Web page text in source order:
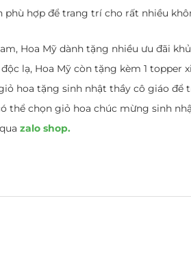
phù hợp để trang trí cho rất nhiều
Hoa Mỹ dành tặng nhiều ưu đãi
lạ, Hoa Mỹ còn tặng kèm 1
hoa tặng sinh nhật thầy cô giáo để
thể chọn giỏ hoa chúc mừng sinh
zalo shop.